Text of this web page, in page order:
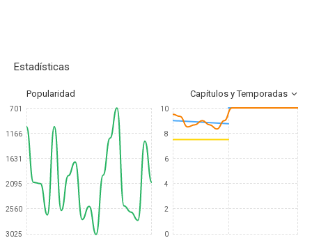
Estadísticas
Popularidad Capítulos y Temporadas
701
1166
1631
2095
2560
3025
10
8
6
4
2
0